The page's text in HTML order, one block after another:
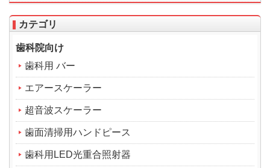
カテゴリ
歯科院向け
歯科用 バー
エアースケーラー
超音波スケーラー
歯面清掃用ハンドピース
歯科用LED光重合照射器